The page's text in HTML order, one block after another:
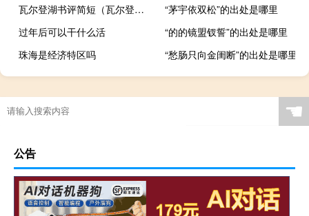
瓦尔登湖书评简短（瓦尔登湖书评）
“茅宇依双松”的出处是哪里
过年后可以干什么活
“的的镜盟钗誓”的出处是哪里
珠海是经济特区吗
“愁肠只向金闺断”的出处是哪里
☚
公告